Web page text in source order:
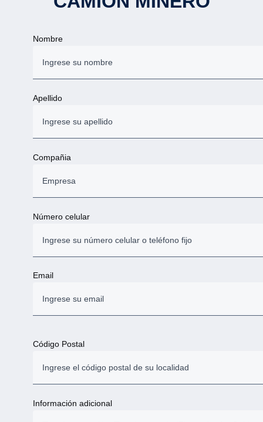
Nombre
Apellido
Compañia
Número celular
Email
Código Postal
Información adicional